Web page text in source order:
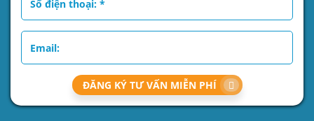
ĐĂNG KÝ TƯ VẤN MIỄN PHÍ